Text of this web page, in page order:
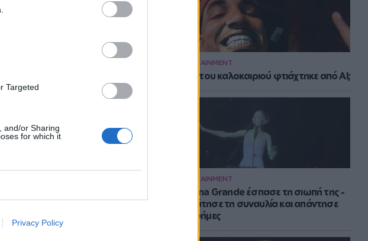
Targeted
and/or Sharing
for which it
Privacy Policy
ENTERTAINMENT
Το hit του καλοκαιριού φτιάχτηκε από AI;
ENTERTAINMENT
H Ariana Grande έσπασε τη σιωπή της -
Σταμάτησε τη συναυλία και απάντησε
στις φήμες